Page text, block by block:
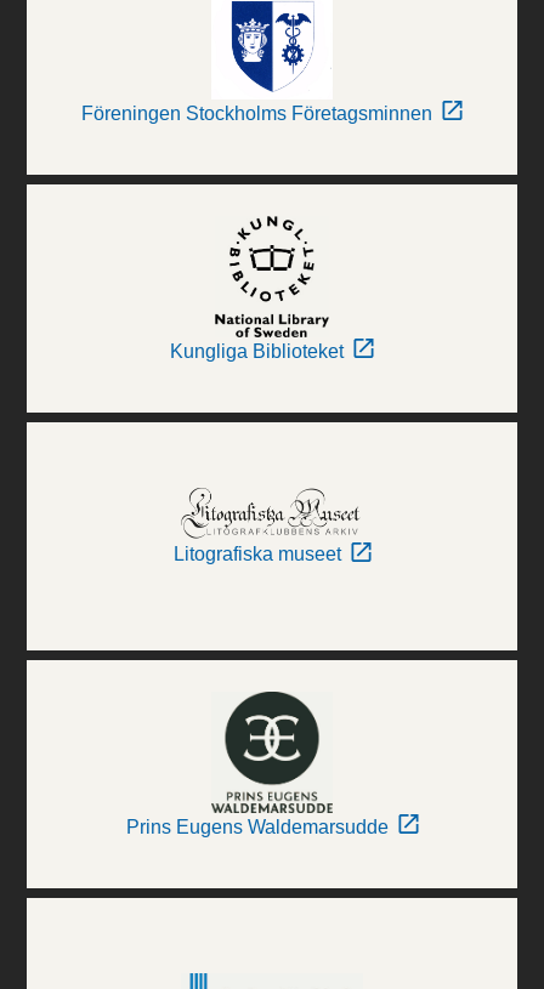
Föreningen Stockholms Företagsminnen
Kungliga Biblioteket
Litografiska museet
Prins Eugens Waldemarsudde